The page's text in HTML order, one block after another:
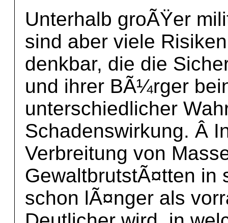
Unterhalb groÃŸer
sind aber viele
denkbar, die die
und ihrer BÃ¼rger
unterschiedlicher
Schadenswirkung. Â
Verbreitung von
GewaltbrutstÃ¤tten in
schon lÃ¤nger als